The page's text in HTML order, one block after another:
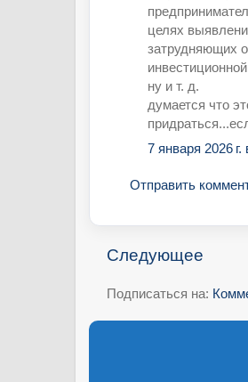
целях
затрудняющих
ну и т. д.
думается что
7 января 2026 г.
Отправить
Следующее
Подписаться на: